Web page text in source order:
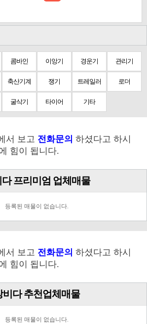
콤바인 이앙기 경운기 관리기
축산기계 쟁기 트레일러 로더
굴삭기 타이어 기타
서 보고 전화문의 하셨다고 하시
힘이 됩니다.
프리미엄 업체매물
등록된 매물이 없습니다.
서 보고 전화문의 하셨다고 하시
힘이 됩니다.
비다 추천업체매물
등록된 매물이 없습니다.